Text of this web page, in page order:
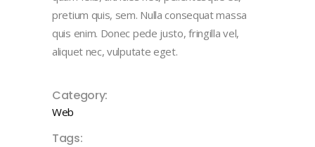
pretium quis, sem. Nulla consequat massa
quis enim. Donec pede justo, fringilla vel,
aliquet nec, vulputate eget.
Category:
Web
Tags: